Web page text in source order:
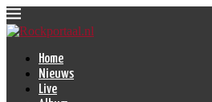
Home
Nieuws
Live